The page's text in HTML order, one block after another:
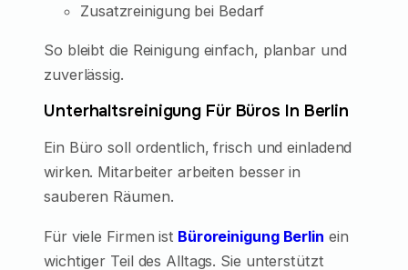
Zusatzreinigung bei Bedarf
So bleibt die Reinigung einfach, planbar und
zuverlässig.
Unterhaltsreinigung Für Büros In Berlin
Ein Büro soll ordentlich, frisch und einladend
wirken. Mitarbeiter arbeiten besser in
sauberen Räumen.
Für viele Firmen ist Büroreinigung Berlin ein
wichtiger Teil des Alltags. Sie unterstützt